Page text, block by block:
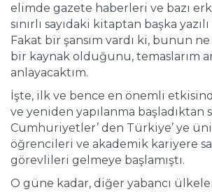
elimde gazete haberleri ve bazı
sınırlı sayıdaki kitaptan başka
Fakat bir şansım vardı ki, bunun
bir kaynak olduğunu, temaslarım
anlayacaktım.
İşte, ilk ve bence en önemli
ve yeniden yapılanma başladıktan
Cumhuriyetler’ den Türkiye’ ye
öğrencileri ve akademik kariyere
görevlileri gelmeye başlamıştı.
O güne kadar, diğer yabancı